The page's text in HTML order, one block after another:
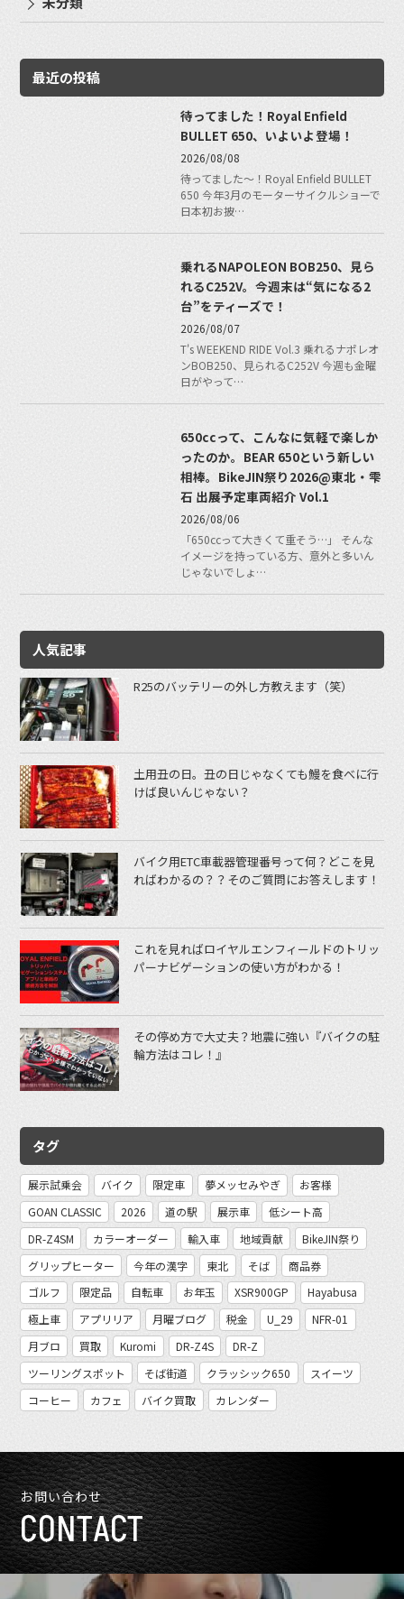
最近の投稿
待ってました！Royal Enfield
BULLET 650、いよいよ登場！
2026/08/08
待ってました〜！Royal Enfield BULLET
650 今年3月のモーターサイクルショーで
日本初お披…
乗れるNAPOLEON BOB250、見ら
れるC252V。今週末は“気になる2
台”をティーズで！
2026/08/07
T's WEEKEND RIDE Vol.3 乗れるナポレオ
ンBOB250、見られるC252V 今週も金曜
日がやって…
650ccって、こんなに気軽で楽しか
ったのか。BEAR 650という新しい
相棒。BikeJIN祭り2026@東北・雫
石 出展予定車両紹介 Vol.1
2026/08/06
「650ccって大きくて重そう…」 そんな
イメージを持っている方、意外と多いん
じゃないでしょ…
人気記事
R25のバッテリーの外し方教えます（笑）
土用丑の日。丑の日じゃなくても鰻を食べに行
けば良いんじゃない？
バイク用ETC車載器管理番号って何？どこを見
ればわかるの？？そのご質問にお答えします！
これを見ればロイヤルエンフィールドのトリッ
パーナビゲーションの使い方がわかる！
その停め方で大丈夫？地震に強い『バイクの駐
輪方法はコレ！』
タグ
展示試乗会 バイク 限定車 夢メッセみやぎ
お客様
GOAN CLASSIC
2026 道の駅 展示車
低シート高
DR-Z4SM
カラーオーダー 輸入車 地域貢献
BikeJIN祭り
グリップヒーター
今年の漢字 東北 そば
商品券
ゴルフ
限定品 自転車 お年玉 XSR900GP
Hayabusa
極上車
アプリリア 月曜ブログ 税金 U_29
NFR-01
月ブロ
買取 Kuromi DR-Z4S
DR-Z
ツーリングスポット
そば街道 クラッシック650
スイーツ
コーヒー
カフェ バイク買取 カレンダー
お問い合わせ
CONTACT